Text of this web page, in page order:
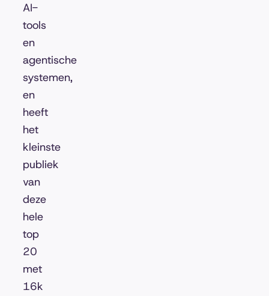
AI-
tools
en
agentische
systemen,
en
heeft
het
kleinste
publiek
van
deze
hele
top
20
met
16k